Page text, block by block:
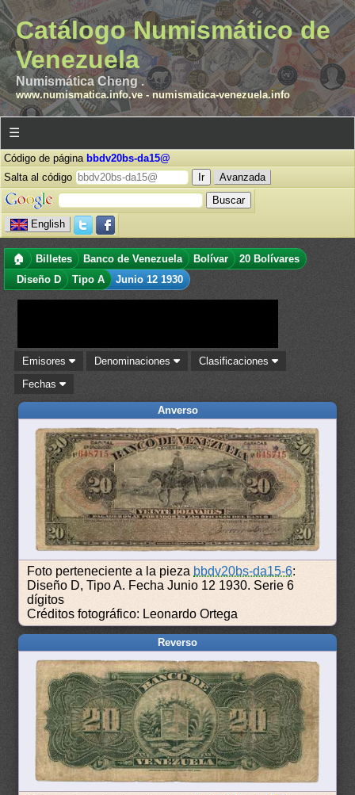
Catálogo Numismático de
Venezuela
Numismática Cheng .
www.numismatica.info.ve- numismatica-venezuela.info
☰
Código de página bbdv20bs-da15@
Salta al código
Avanzada
English
🏠 Billetes Banco de Venezuela Bolívar
20 Bolívares
Diseño D
Tipo A Junio 12 1930
Emisores Denominaciones
Clasificaciones
Fechas
Anverso
Foto perteneciente a la pieza bbdv20bs-da15-6:
Diseño D, Tipo A. Fecha Junio 12 1930. Serie 6
dígitos
Créditos fotográfico: Leonardo Ortega
Reverso